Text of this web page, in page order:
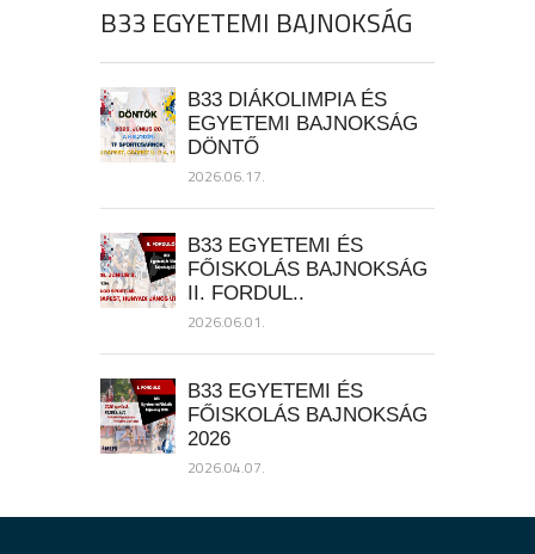
B33 EGYETEMI BAJNOKSÁG
B33 DIÁKOLIMPIA ÉS
EGYETEMI BAJNOKSÁG
DÖNTŐ
2026.06.17.
B33 EGYETEMI ÉS
FŐISKOLÁS BAJNOKSÁG
II. FORDUL..
2026.06.01.
B33 EGYETEMI ÉS
FŐISKOLÁS BAJNOKSÁG
2026
2026.04.07.